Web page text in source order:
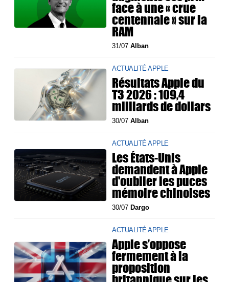
face à une « crue
centennale » sur la
RAM
31/07Alban
ACTUALITÉ APPLE
Résultats Apple du
T3 2026 : 109,4
milliards de dollars
30/07Alban
ACTUALITÉ APPLE
Les États-Unis
demandent à Apple
d'oublier les puces
mémoire chinoises
30/07 Dargo
ACTUALITÉ APPLE
Apple s’oppose
fermement à la
proposition